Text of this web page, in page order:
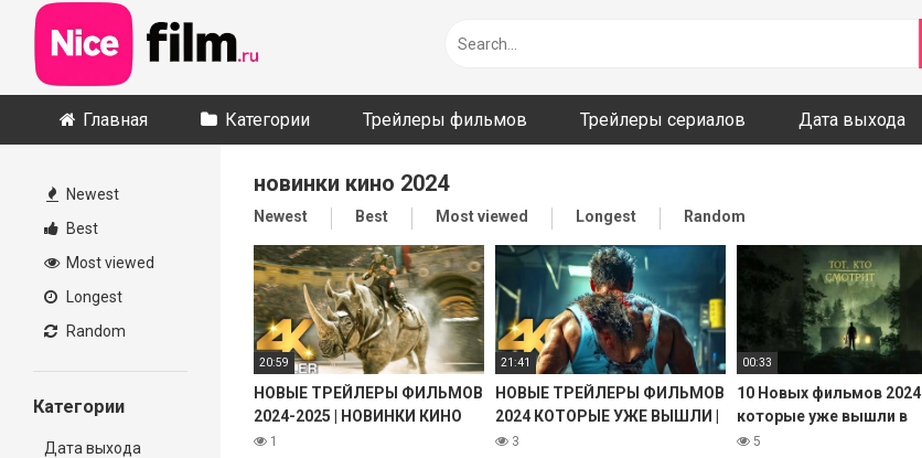
content
Главная Категории Трейлеры фильмов Трейлеры сериалов Дата выхода
Newest
Best
Most viewed
Longest
Random
Категории
Дата выхода
новинки кино 2024
Newest Best Most viewed Longest Random
20:59
НОВЫЕ ТРЕЙЛЕРЫ ФИЛЬМОВ
2024-2025 | НОВИНКИ КИНО
2024 | ТОП 10 ФИЛЬМОВ 2025
1
21:41
НОВЫЕ ТРЕЙЛЕРЫ ФИЛЬМОВ
2024 КОТОРЫЕ УЖЕ ВЫШЛИ |
НОВИНКИ КИНО 2024 | ТОП 10
3
00:33
10 Новых фильмов 2024
которые уже вышли в
хорошем качестве
5